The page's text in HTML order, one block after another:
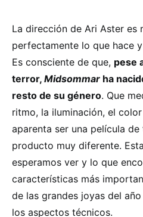
La dirección de Ari Aster es
perfectamente lo que hace
Es consciente de que, pese
terror, Midsommar ha
resto de su género. Que
ritmo, la iluminación, el
aparenta ser una película
producto muy diferente.
esperamos ver y lo que
características más
de las grandes joyas del
los aspectos técnicos.